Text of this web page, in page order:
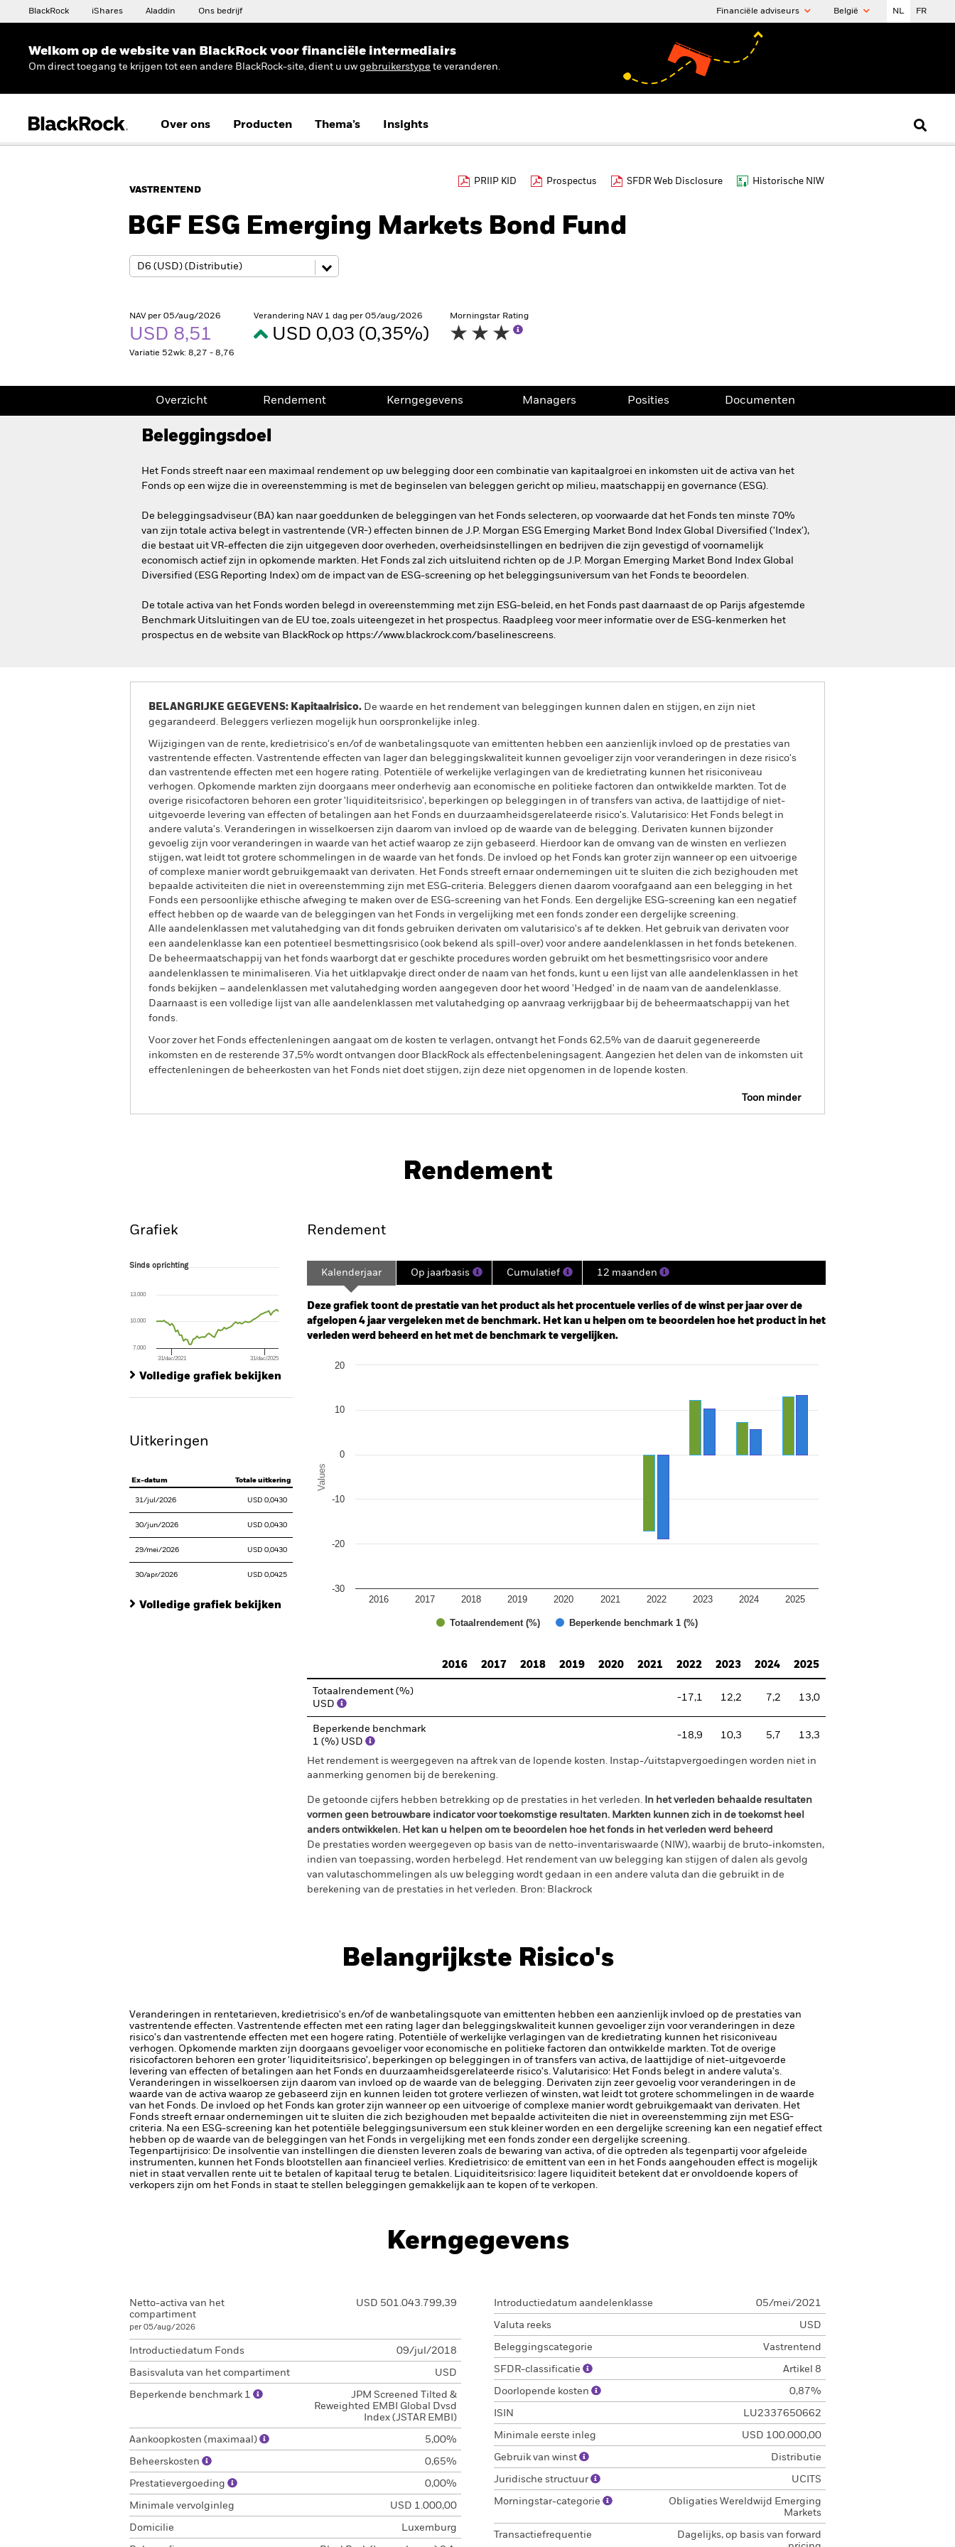
BlackRock iShares Aladdin Ons bedrijf Financiële adviseurs België NL FR
Welkom op de website van BlackRock voor financiële intermediairs
Om direct toegang te krijgen tot een andere BlackRock-site, dient u uw gebruikerstype te veranderen.
Over ons Producten Thema’s Insights
VASTRENTEND
PRIIP KID Prospectus SFDR Web Disclosure Historische NIW
BGF ESG Emerging Markets Bond Fund
NAV per 05/aug/2026
USD 8,51
Variatie 52wk: 8,27 - 8,76
Verandering NAV 1 dag per 05/aug/2026
USD 0,03 (0,35%)
Morningstar Rating
Overzicht Rendement Kerngegevens Managers Posities Documenten
Beleggingsdoel
Het Fonds streeft naar een maximaal rendement op uw belegging door een combinatie van kapitaalgroei en inkomsten uit de activa van het
Fonds op een wijze die in overeenstemming is met de beginselen van beleggen gericht op milieu, maatschappij en governance (ESG).
De beleggingsadviseur (BA) kan naar goeddunken de beleggingen van het Fonds selecteren, op voorwaarde dat het Fonds ten minste 70%
van zijn totale activa belegt in vastrentende (VR-) effecten binnen de J.P. Morgan ESG Emerging Market Bond Index Global Diversified ('Index'),
die bestaat uit VR-effecten die zijn uitgegeven door overheden, overheidsinstellingen en bedrijven die zijn gevestigd of voornamelijk
economisch actief zijn in opkomende markten. Het Fonds zal zich uitsluitend richten op de J.P. Morgan Emerging Market Bond Index Global
Diversified (ESG Reporting Index) om de impact van de ESG-screening op het beleggingsuniversum van het Fonds te beoordelen.
De totale activa van het Fonds worden belegd in overeenstemming met zijn ESG-beleid, en het Fonds past daarnaast de op Parijs afgestemde
Benchmark Uitsluitingen van de EU toe, zoals uiteengezet in het prospectus. Raadpleeg voor meer informatie over de ESG-kenmerken het
prospectus en de website van BlackRock op https://www.blackrock.com/baselinescreens.
BELANGRIJKE GEGEVENS: Kapitaalrisico. De waarde en het rendement van beleggingen kunnen dalen en stijgen, en zijn niet
gegarandeerd. Beleggers verliezen mogelijk hun oorspronkelijke inleg.
Wijzigingen van de rente, kredietrisico's en/of de wanbetalingsquote van emittenten hebben een aanzienlijk invloed op de prestaties van
vastrentende effecten. Vastrentende effecten van lager dan beleggingskwaliteit kunnen gevoeliger zijn voor veranderingen in deze risico's
dan vastrentende effecten met een hogere rating. Potentiële of werkelijke verlagingen van de kredietrating kunnen het risiconiveau
verhogen. Opkomende markten zijn doorgaans meer onderhevig aan economische en politieke factoren dan ontwikkelde markten. Tot de
overige risicofactoren behoren een groter 'liquiditeitsrisico', beperkingen op beleggingen in of transfers van activa, de laattijdige of niet-
uitgevoerde levering van effecten of betalingen aan het Fonds en duurzaamheidsgerelateerde risico's. Valutarisico: Het Fonds belegt in
andere valuta's. Veranderingen in wisselkoersen zijn daarom van invloed op de waarde van de belegging. Derivaten kunnen bijzonder
gevoelig zijn voor veranderingen in waarde van het actief waarop ze zijn gebaseerd. Hierdoor kan de omvang van de winsten en verliezen
stijgen, wat leidt tot grotere schommelingen in de waarde van het fonds. De invloed op het Fonds kan groter zijn wanneer op een uitvoerige
of complexe manier wordt gebruikgemaakt van derivaten. Het Fonds streeft ernaar ondernemingen uit te sluiten die zich bezighouden met
bepaalde activiteiten die niet in overeenstemming zijn met ESG-criteria. Beleggers dienen daarom voorafgaand aan een belegging in het
Fonds een persoonlijke ethische afweging te maken over de ESG-screening van het Fonds. Een dergelijke ESG-screening kan een negatief
effect hebben op de waarde van de beleggingen van het Fonds in vergelijking met een fonds zonder een dergelijke screening.
Alle aandelenklassen met valutahedging van dit fonds gebruiken derivaten om valutarisico's af te dekken. Het gebruik van derivaten voor
een aandelenklasse kan een potentieel besmettingsrisico (ook bekend als spill-over) voor andere aandelenklassen in het fonds betekenen.
De beheermaatschappij van het fonds waarborgt dat er geschikte procedures worden gebruikt om het besmettingsrisico voor andere
aandelenklassen te minimaliseren. Via het uitklapvakje direct onder de naam van het fonds, kunt u een lijst van alle aandelenklassen in het
fonds bekijken – aandelenklassen met valutahedging worden aangegeven door het woord 'Hedged' in de naam van de aandelenklasse.
Daarnaast is een volledige lijst van alle aandelenklassen met valutahedging op aanvraag verkrijgbaar bij de beheermaatschappij van het
fonds.
Voor zover het Fonds effectenleningen aangaat om de kosten te verlagen, ontvangt het Fonds 62,5% van de daaruit gegenereerde
inkomsten en de resterende 37,5% wordt ontvangen door BlackRock als effectenbeleningsagent. Aangezien het delen van de inkomsten uit
effectenleningen de beheerkosten van het Fonds niet doet stijgen, zijn deze niet opgenomen in de lopende kosten.
Toon minder
Kerngegevens Managers
Rendement
Grafiek
Sinds oprichting
The chart has 1 X axis displaying Time. Range: 2021-04-30 00:00:00 to 2026-07-31 00:00:00.
The chart has 1 Y axis displaying values. Range: -30 to 60.
Sinds oprichting
31/dec/2021 31/dec/2025
7.000
10.000
13.000
Volledige grafiek bekijken
Uitkeringen
Ex-datum Totale uitkering
31/jul/2026 USD 0,0430
30/jun/2026 USD 0,0430
29/mei/2026 USD 0,0430
30/apr/2026 USD 0,0425
Volledige grafiek bekijken
Rendement
Kalenderjaar Op jaarbasis Cumulatief 12 maanden
Deze grafiek toont de prestatie van het product als het procentuele verlies of de winst per jaar over de
afgelopen 4 jaar vergeleken met de benchmark. Het kan u helpen om te beoordelen hoe het product in het
verleden werd beheerd en het met de benchmark te vergelijken.
Bar chart with 2 data series.
Values
Totaalrendement (%) Beperkende benchmark 1 (%)
2016 2017 2018 2019 2020 2021 2022 2023 2024 2025
-30
-20
-10
0
10
20
2016
2017 2018 2019 2020 2021 2022 2023 2024 2025
Totaalrendement (%)
USD
-17,1 12,2 7,2 13,0
Beperkende benchmark
1 (%) USD
-18,9 10,3 5,7 13,3
Het rendement is weergegeven na aftrek van de lopende kosten. Instap-/uitstapvergoedingen worden niet in
aanmerking genomen bij de berekening.
De getoonde cijfers hebben betrekking op de prestaties in het verleden. In het verleden behaalde resultaten
vormen geen betrouwbare indicator voor toekomstige resultaten. Markten kunnen zich in de toekomst heel
anders ontwikkelen. Het kan u helpen om te beoordelen hoe het fonds in het verleden werd beheerd
De prestaties worden weergegeven op basis van de netto-inventariswaarde (NIW), waarbij de bruto-inkomsten,
indien van toepassing, worden herbelegd. Het rendement van uw belegging kan stijgen of dalen als gevolg
van valutaschommelingen als uw belegging wordt gedaan in een andere valuta dan die gebruikt in de
berekening van de prestaties in het verleden. Bron: Blackrock
Belangrijkste Risico's
Veranderingen in rentetarieven, kredietrisico's en/of de wanbetalingsquote van emittenten hebben een aanzienlijk invloed op de prestaties van
vastrentende effecten. Vastrentende effecten met een rating lager dan beleggingskwaliteit kunnen gevoeliger zijn voor veranderingen in deze
risico's dan vastrentende effecten met een hogere rating. Potentiële of werkelijke verlagingen van de kredietrating kunnen het risiconiveau
verhogen. Opkomende markten zijn doorgaans gevoeliger voor economische en politieke factoren dan ontwikkelde markten. Tot de overige
risicofactoren behoren een groter 'liquiditeitsrisico', beperkingen op beleggingen in of transfers van activa, de laattijdige of niet-uitgevoerde
levering van effecten of betalingen aan het Fonds en duurzaamheidsgerelateerde risico's. Valutarisico: Het Fonds belegt in andere valuta's.
Veranderingen in wisselkoersen zijn daarom van invloed op de waarde van de belegging. Derivaten zijn zeer gevoelig voor veranderingen in de
waarde van de activa waarop ze gebaseerd zijn en kunnen leiden tot grotere verliezen of winsten, wat leidt tot grotere schommelingen in de waarde
van het Fonds. De invloed op het Fonds kan groter zijn wanneer op een uitvoerige of complexe manier wordt gebruikgemaakt van derivaten. Het
Fonds streeft ernaar ondernemingen uit te sluiten die zich bezighouden met bepaalde activiteiten die niet in overeenstemming zijn met ESG-
criteria. Na een ESG-screening kan het potentiële beleggingsuniversum een stuk kleiner worden en een dergelijke screening kan een negatief effect
hebben op de waarde van de beleggingen van het Fonds in vergelijking met een fonds zonder een dergelijke screening.
Tegenpartijrisico: De insolventie van instellingen die diensten leveren zoals de bewaring van activa, of die optreden als tegenpartij voor afgeleide
instrumenten, kunnen het Fonds blootstellen aan financieel verlies. Kredietrisico: de emittent van een in het Fonds aangehouden effect is mogelijk
niet in staat vervallen rente uit te betalen of kapitaal terug te betalen. Liquiditeitsrisico: lagere liquiditeit betekent dat er onvoldoende kopers of
verkopers zijn om het Fonds in staat te stellen beleggingen gemakkelijk aan te kopen of te verkopen.
Kerngegevens
Netto-activa van het
compartiment
per 05/aug/2026
USD 501.043.799,39
Introductiedatum Fonds 09/jul/2018
Basisvaluta van het compartiment USD
Beperkende benchmark 1
JPM Screened Tilted &
Reweighted EMBI Global Dvsd
Index (JSTAR EMBI)
Aankoopkosten (maximaal) 5,00%
Beheerskosten 0,65%
Prestatievergoeding 0,00%
Minimale vervolginleg USD 1.000,00
Domicilie Luxemburg
Introductiedatum aandelenklasse 05/mei/2021
Valuta reeks USD
Beleggingscategorie Vastrentend
SFDR-classificatie Artikel 8
Doorlopende kosten 0,87%
ISIN LU2337650662
Minimale eerste inleg USD 100.000,00
Gebruik van winst Distributie
Juridische structuur UCITS
Morningstar-categorie
Obligaties Wereldwijd Emerging
Markets
Transactiefrequentie
Dagelijks, op basis van forward